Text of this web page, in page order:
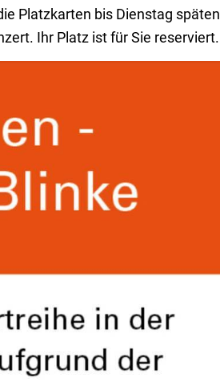
Platzkarten bis Dienstag späten
Ihr Platz ist für Sie reserviert.